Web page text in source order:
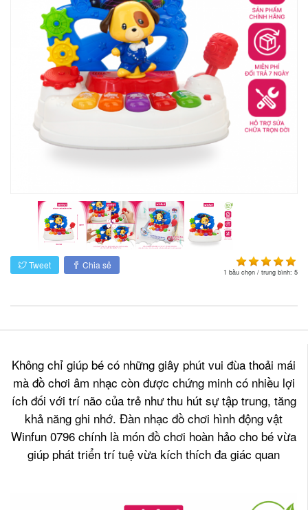
1 bầu chọn / trung bình: 5
Tweet Chia sẻ
Không chỉ giúp bé có những giây phút vui đùa thoải mái
mà đồ chơi âm nhạc còn được chứng minh có nhiều lợi
ích đối với trí não của trẻ như thu hút sự tập trung, tăng
khả năng ghi nhớ. Đàn nhạc đồ chơi hình động vật
Winfun 0796 chính là món đồ chơi hoàn hảo cho bé vừa
giúp phát triển trí tuệ vừa kích thích đa giác quan